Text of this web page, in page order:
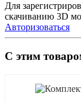
Для
скачиванию 3D
Авторизоваться
С этим